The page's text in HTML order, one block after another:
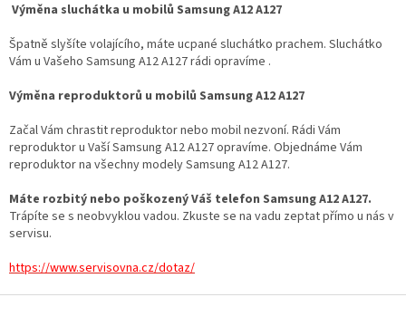
Výměna sluchátka u mobilů Samsung A12 A127
Špatně slyšíte volajícího, máte ucpané sluchátko prachem. Sluchátko
Vám u Vašeho Samsung A12 A127 rádi opravíme .
Výměna reproduktorů u mobilů Samsung A12 A127
Začal Vám chrastit reproduktor nebo mobil nezvoní. Rádi Vám
reproduktor u Vaší Samsung A12 A127 opravíme. Objednáme Vám
reproduktor na všechny modely Samsung A12 A127.
Máte rozbitý nebo poškozený Váš telefon Samsung A12 A127.
Trápíte se s neobvyklou vadou. Zkuste se na vadu zeptat přímo u nás v
servisu.
https://www.servisovna.cz/dotaz/